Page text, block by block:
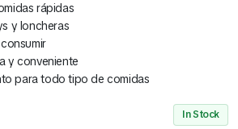
rápidas
y loncheras
y conveniente
para todo tipo de comidas
In Stock